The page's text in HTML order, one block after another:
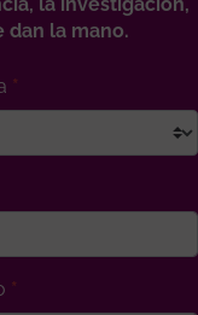
dan la mano.